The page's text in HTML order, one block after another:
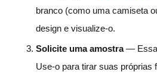
branco (como uma camiseta
design e visualize-o.
Solicite uma amostra— Essa
Use-o para tirar suas próprias